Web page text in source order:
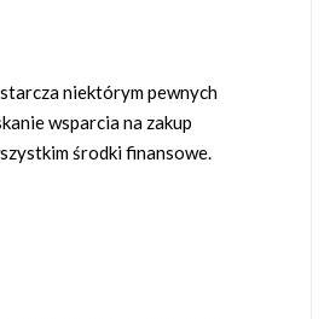
niektórym pewnych
wsparcia na zakup
środki finansowe.